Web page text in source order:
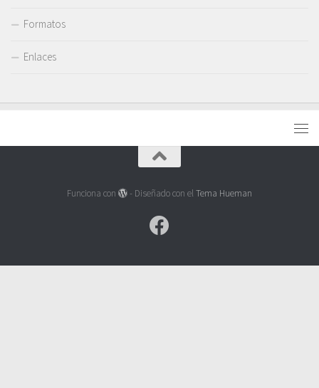
Formatos
Enlaces
Funciona con - Diseñado con elTema Hueman